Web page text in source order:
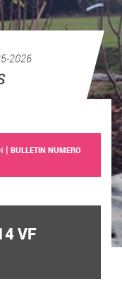
2026
| BULLETIN NUMERO
VF